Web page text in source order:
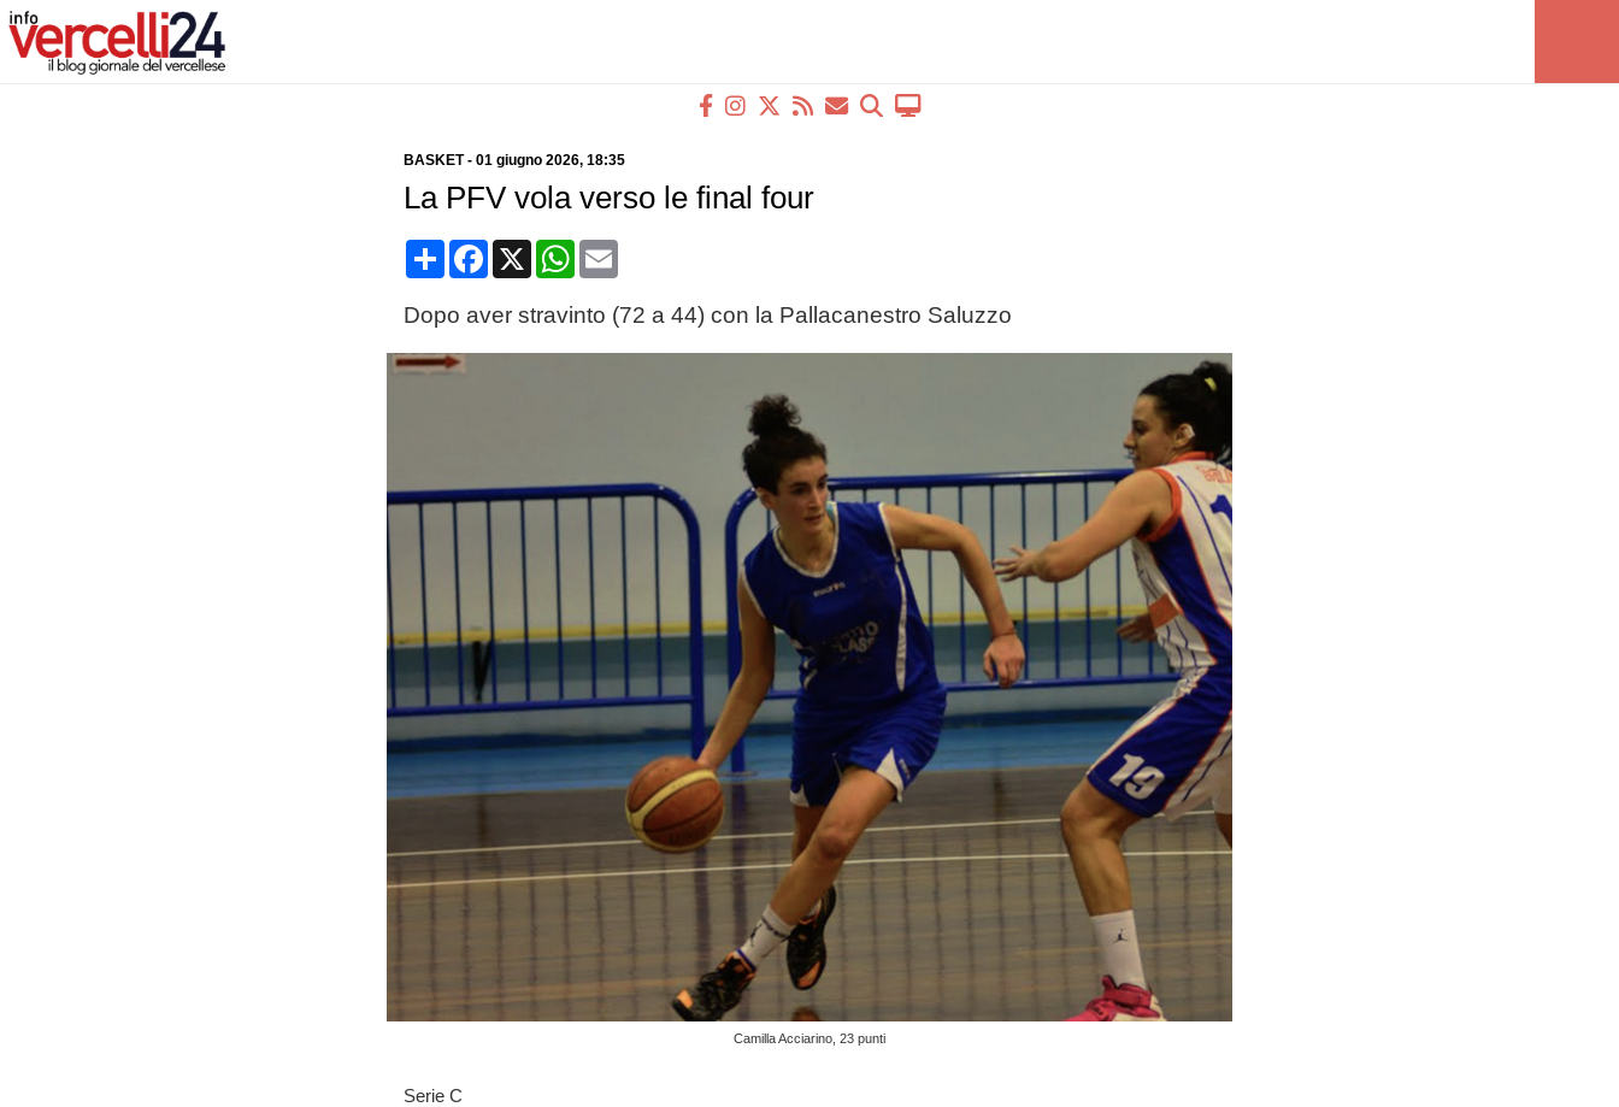
BASKET- 01 giugno 2026, 18:35
La PFV vola verso le final four
CondividiFacebook
X WhatsApp
Email
Dopo aver stravinto (72 a 44) con la Pallacanestro Saluzzo
Camilla Acciarino, 23 punti
Serie C